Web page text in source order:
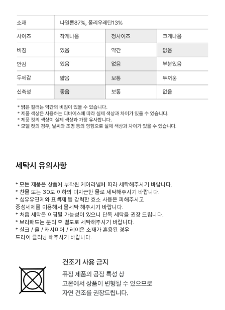
세탁시 유의사항
* 모든 제품은 상품에 부착된 케어라벨에 따라 세탁해주시기 바랍니다.
* 찬물 또는 30도 이하의 미지근한 물로 세탁해주시기 바랍니다.
* 섬유유연제와 표백제 등 강력한 효소 사용은 피해주시고
중성세제를 이용해서 물세탁 해주시기 바랍니다.
* 처음 세탁은 이염될 가능성이 있으니 단독 세탁을 권장 드립니다.
* 브라패드는 분리 후 별도로 세탁해주시기 바랍니다.
* 실크 / 울 / 캐시미어 / 레이온 소재가 혼용된 경우
드라이 클리닝 해주시기 바랍니다.